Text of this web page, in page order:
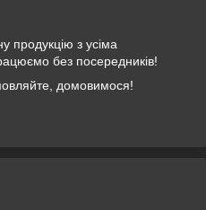
продукцію з усіма
без посередників!
домовимося!